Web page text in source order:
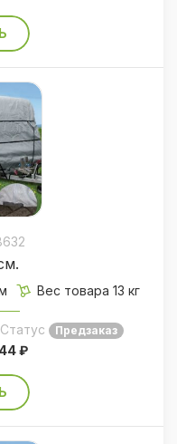
Вес товара 13 кг
Статус Предзаказ
₽